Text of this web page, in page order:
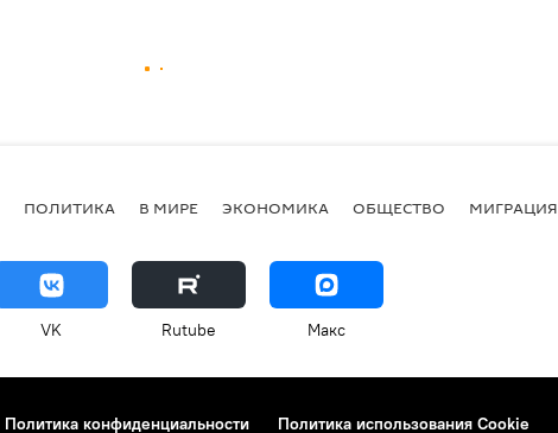
ПОЛИТИКА В МИРЕ ЭКОНОМИКА ОБЩЕСТВО МИГРАЦИЯ
VK Rutube Макс
Политика конфиденциальности Политика использования Cookie